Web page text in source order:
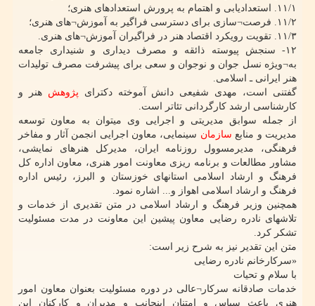
۱۱/۱. استعدادیابی و اهتمام به پرورش استعدادهای هنری؛
۱۱/۲. فرصت¬سازی برای دسترسی فراگیر به آموزش¬های هنری؛
۱۱/۳. تقویت رویکرد اقتصاد هنر در فراگیران آموزش¬های هنری.
۱۲- سنجش پیوسته ذائقه و مصرف دیداری و شنیداری جامعه
به¬ویژه نسل جوان و نوجوان و سعی برای پیشرفت مصرف تولیدات
هنر ایرانی ـ اسلامی.
گفتنی است، مهدی شفیعی دانش آموخته دکترای پژوهش هنر و
کارشناسی ارشد کارگردانی تئاتر است.
از جمله سوابق مدیریتی و اجرایی وی میتوان به معاون توسعه
مدیریت و منابع سازمان سینمایی، معاون اجرایی انجمن آثار و مفاخر
فرهنگی، مدیرمسوول روزنامه ایران، مدیرکل هنرهای نمایشی،
مشاور مطالعات و برنامه ریزی معاونت امور هنری، معاون اداره کل
فرهنگ و ارشاد اسلامی استانهای خوزستان و البرز، رئیس اداره
فرهنگ و ارشاد اسلامی اهواز و... اشاره نمود.
همچنین وزیر فرهنگ و ارشاد اسلامی در متن تقدیری از خدمات و
تلاشهای نادره رضایی معاون پیشین این معاونت در مدت مسئولیت
تشکر کرد.
متن این تقدیر نیز به شرح زیر است:
«سرکارخانم نادره رضایی
با سلام و تحیات
خدمات صادقانه سرکار¬عالی در دوره مسئولیت بعنوان معاون امور
هنری باعث سپاس و امتنان اینجانب و مدیران و کارکنان این